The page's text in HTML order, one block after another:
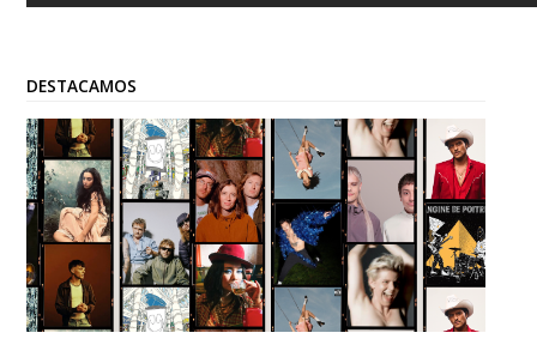
DESTACAMOS